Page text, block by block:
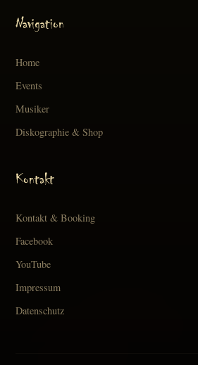
Navigation
Home
Events
Musiker
Diskographie & Shop
Kontakt
Kontakt & Booking
Facebook
YouTube
Impressum
Datenschutz